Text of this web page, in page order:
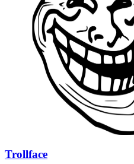
Trollface